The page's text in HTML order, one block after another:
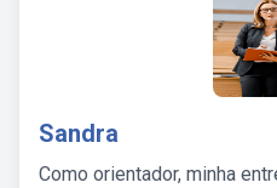
Sandra
Como orientador, minha